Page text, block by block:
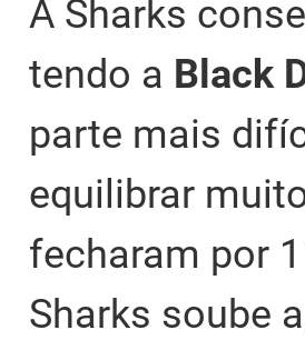
A Sharks
tendo a Black
parte mais
equilibrar
fecharam por
Sharks soube